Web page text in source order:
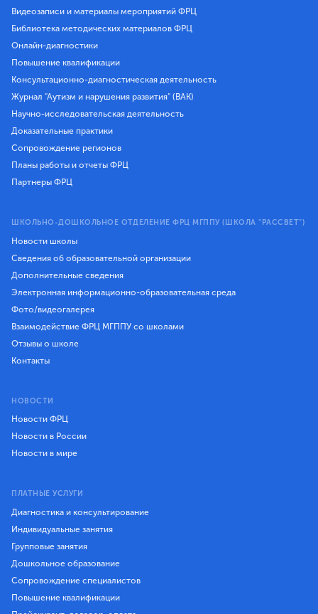
Видеозаписи и материалы мероприятий ФРЦ
Библиотека методических материалов ФРЦ
Онлайн-диагностики
Повышение квалификации
Консультационно-диагностическая деятельность
Журнал "Аутизм и нарушения развития" (ВАК)
Научно-исследовательская деятельность
Доказательные практики
Сопровождение регионов
Планы работы и отчеты ФРЦ
Партнеры ФРЦ
ШКОЛЬНО-ДОШКОЛЬНОЕ ОТДЕЛЕНИЕ ФРЦ МГППУ (ШКОЛА "РАССВЕТ")
Новости школы
Сведения об образовательной организации
Дополнительные сведения
Электронная информационно-образовательная среда
Фото/видеогалерея
Взаимодействие ФРЦ МГППУ со школами
Отзывы о школе
Контакты
НОВОСТИ
Новости ФРЦ
Новости в России
Новости в мире
ПЛАТНЫЕ УСЛУГИ
Диагностика и консультирование
Индивидуальные занятия
Групповые занятия
Дошкольное образование
Сопровождение специалистов
Повышение квалификации